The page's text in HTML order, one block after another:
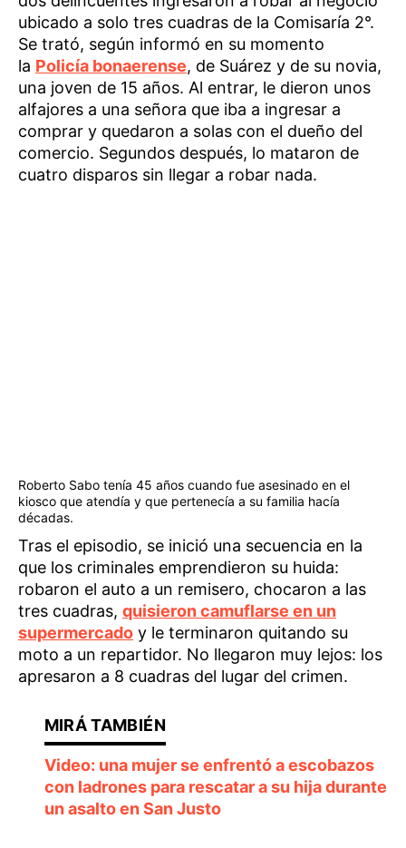
ubicado a solo tres cuadras de la Comisaría 2°.
Se trató, según informó en su momento
la Policía bonaerense, de Suárez y de su novia,
una joven de 15 años. Al entrar, le dieron unos
alfajores a una señora que iba a ingresar a
comprar y quedaron a solas con el dueño del
comercio. Segundos después, lo mataron de
cuatro disparos sin llegar a robar nada.
Roberto Sabo tenía 45 años cuando fue asesinado en el
kiosco que atendía y que pertenecía a su familia hacía
décadas.
Tras el episodio, se inició una secuencia en la
que los criminales emprendieron su huida:
robaron el auto a un remisero, chocaron a las
tres cuadras, quisieron camuflarse en un
supermercado y le terminaron quitando su
moto a un repartidor. No llegaron muy lejos: los
apresaron a 8 cuadras del lugar del crimen.
Video: una mujer se enfrentó a escobazos
con ladrones para rescatar a su hija durante
un asalto en San Justo